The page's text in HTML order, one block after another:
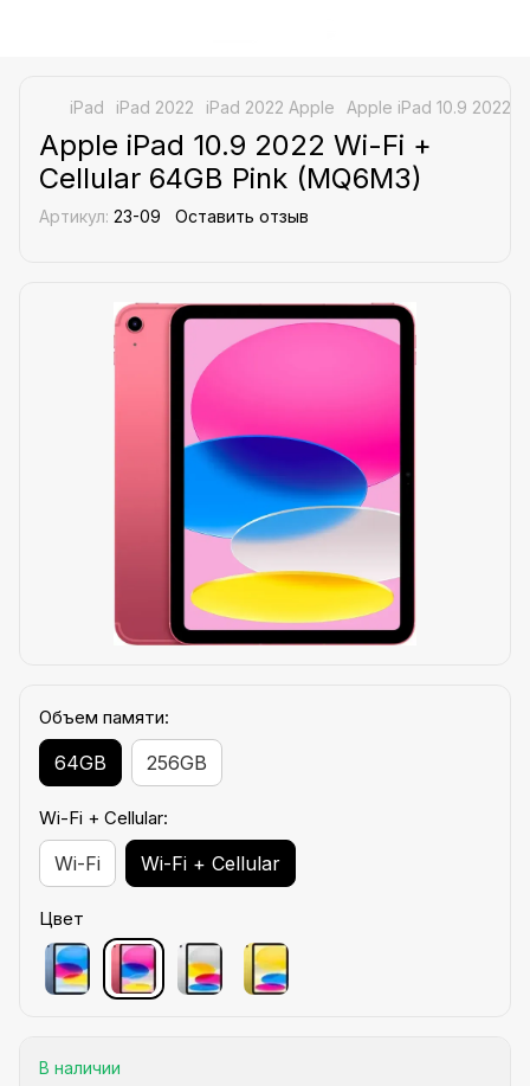
iPad iPad 2022 iPad 2022 Apple Apple iPad 10.9 2022
Apple iPad 10.9 2022 Wi-Fi +
Cellular 64GB Pink (MQ6M3)
Артикул: 23-09 Оставить отзыв
Объем памяти:
64GB 256GB
Wi-Fi + Cellular:
Wi-Fi Wi-Fi + Cellular
Цвет
В наличии